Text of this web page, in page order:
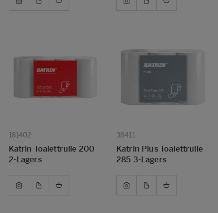
181402
Katrin Toalettrulle 200
2-Lagers
38411
Katrin Plus Toalettrulle
285 3-Lagers